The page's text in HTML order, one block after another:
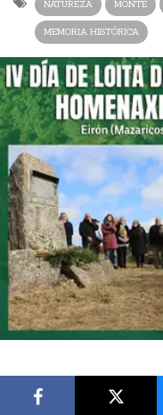
NATUREZA MONTE
MEMORIA HISTÓRICA